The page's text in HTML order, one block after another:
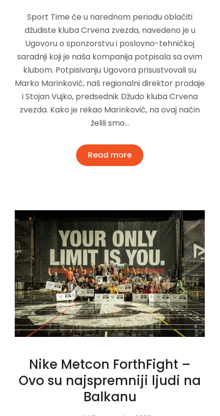
Sport Time će u narednom periodu oblačiti
džudiste kluba Crvena zvezda, navedeno je u
Ugovoru o sponzorstvu i poslovno-tehničkoj
saradnji koji je naša kompanija potpisala sa ovim
klubom. Potpisivanju Ugovora prisustvovali su
Marko Marinković, naš regionalni direktor prodaje
i Stojan Vujko, predsednik Džudo kluba Crvena
zvezda. Kako je rekao Marinković, na ovaj način
želili smo…
Read more
Nike Metcon ForthFight –
Ovo su najspremniji ljudi na
Balkanu